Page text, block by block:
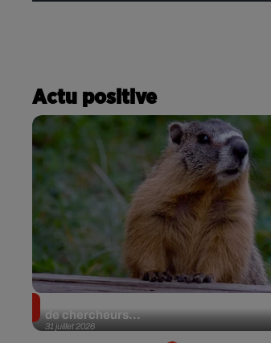
Actu positive
31 juillet 2026
de chercheurs...